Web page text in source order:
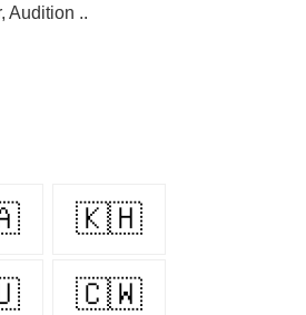
Audition ..
🇰🇭
🇨🇼